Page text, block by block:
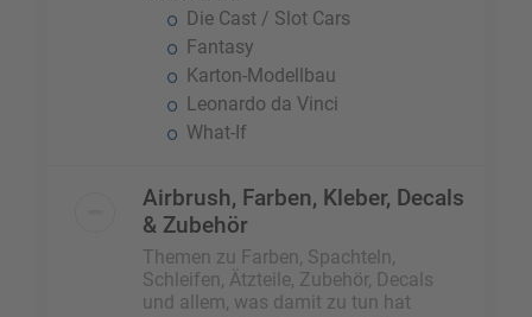
Die Cast / Slot Cars
Fantasy
Karton-Modellbau
Leonardo da Vinci
What-If
Airbrush, Farben, Kleber, Decals
& Zubehör
Themen zu Farben, Spachteln,
Schleifen, Ätzteile, Zubehör, Decals
und allem, was damit zu tun hat